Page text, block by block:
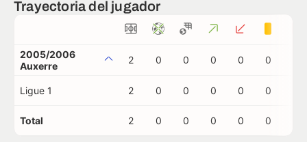
Trayectoria del jugador
2005/2006
Auxerre
2 0 0 0 0 0
Ligue 1 2 0 0 0 0 0
Total 2 0 0 0 0 0